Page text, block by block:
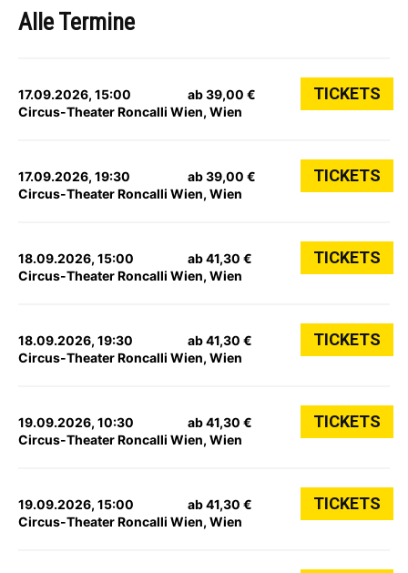
Alle Termine
17.09.2026, 15:00
Circus-Theater Roncalli Wien, Wien
ab 39,00 € TICKETS
17.09.2026, 19:30
Circus-Theater Roncalli Wien, Wien
ab 39,00 € TICKETS
18.09.2026, 15:00
Circus-Theater Roncalli Wien, Wien
ab 41,30 € TICKETS
18.09.2026, 19:30
Circus-Theater Roncalli Wien, Wien
ab 41,30 € TICKETS
19.09.2026, 10:30
Circus-Theater Roncalli Wien, Wien
ab 41,30 € TICKETS
19.09.2026, 15:00
Circus-Theater Roncalli Wien, Wien
ab 41,30 € TICKETS